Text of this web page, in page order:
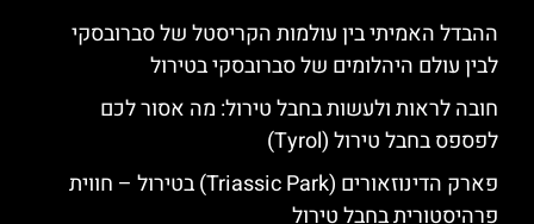
ההבדל האמיתי בין עולמות הקריסטל של סברובסקי
לבין עולם היהלומים של סברובסקי בטירול
חובה לראות ולעשות בחבל טירול: מה אסור לכם
לפספס בחבל טירול (Tyrol)
פארק הדינוזאורים (Triassic Park) בטירול – חווית
פרהיסטורית בחבל טירול